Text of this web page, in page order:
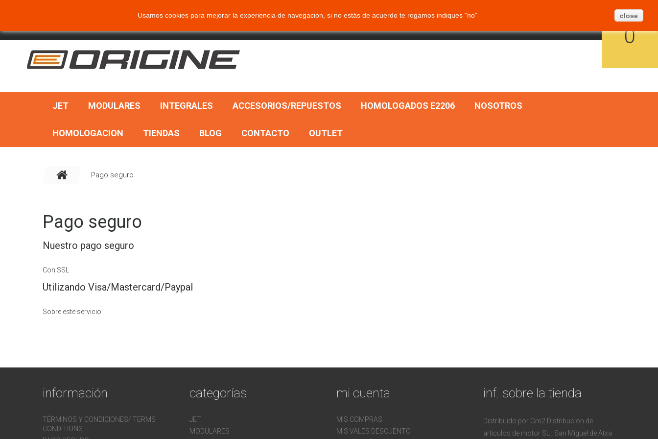
CARRITO:
0
JET MODULARES INTEGRALES ACCESORIOS/REPUESTOS HOMOLOGADOS E2206 NOSOTROS
HOMOLOGACION TIENDAS BLOG CONTACTO OUTLET
Pago seguro
Pago seguro
Nuestro pago seguro
Con SSL
Utilizando Visa/Mastercard/Paypal
Sobre este servicio
información
TÉRMINOS Y CONDICIONES/ TERMS
CONDITIONS
categorías
JET
MODULARES
mi cuenta
MIS COMPRAS
MIS VALES DESCUENTO
inf. sobre la tienda
Distribuido por Gm2 Distribucion de
articulos de motor SL , San Miguel de Atxa
Usamos cookies para mejorar la experiencia de navegación, si no estás de acuerdo te rogamos indiques "no" close